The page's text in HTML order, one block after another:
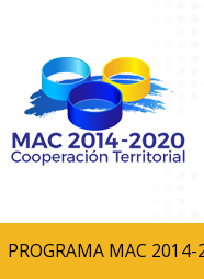
PROGRAMA MAC 2014-